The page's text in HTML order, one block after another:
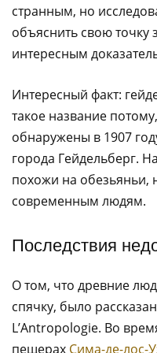
странным, но
объяснить свою точку
интересным
Интересный факт:
такое название
обнаружены в 1907
города Гейдельберг.
похожи на обезьяньи,
современным людям.
Последствия
О том, что древние
спячку, было
L’Antropologie. Во
пещерах Сима-де-лос-